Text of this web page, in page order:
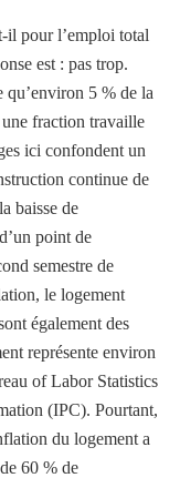
il pour l’emploi total
est : pas trop.
qu’environ 5 % de la
une fraction travaille
ici confondent un
continue de
baisse de
point de
semestre de
le logement
également des
représente environ
of Labor Statistics
(IPC). Pourtant,
du logement a
60 % de